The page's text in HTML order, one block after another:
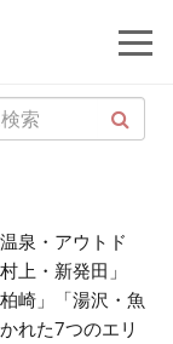
泉・アウトド
上・新発田」
崎」「湯沢・魚
れた7つのエリ